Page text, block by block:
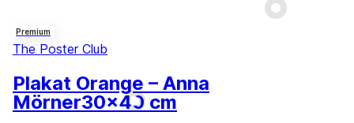
Premium
The Poster Club
Plakat Orange – Anna
Mörner30x40 cm